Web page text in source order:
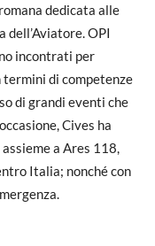
dedicata alle
dell’Aviatore. OPI
incontrati per
di competenze
di grandi eventi che
Cives ha
a Ares 118,
Italia; nonché con